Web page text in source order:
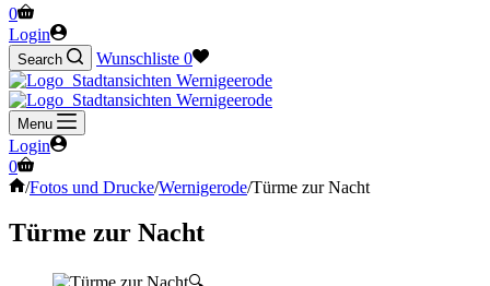
Warenkorb
0
Login
Search Wunschliste 0
Menu
Login
Warenkorb
0
Start
/Fotos und Drucke/Wernigerode/Türme zur Nacht
Türme zur Nacht